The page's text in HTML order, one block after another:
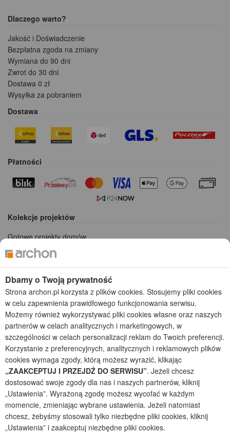
Dlaczego warto?
Jakość i Doświadczenie
Bezpłatna zgoda na zmiany
Wymiana do 90 dni
Zwrot do 30 dni
Dostawa 0 zł
Wysyłka za pobraniem
Dostawa
Płatności
Kolekcje projektów
Gotowe projekty domów
Projekty domów tanich w budowie
Projekty domów szeregowych
Projekty małych domów (do 150 m2)
Projekty domów wielorodzinnych
Projekty domów bliźniaczych
Projekty domów nowoczesnych
Projekty domów parterowych
2026 © ARCHON+ Biuro Projektów - Tradycyjne i nowoczesne gotowe
projekty domów - autorska pracownia architektoniczna założona w 1990r.
przez arch. Barbarę Mendel
Z uwagi na ciągłe doskonalenie procesu powstawania projektów (zgodnie z
normą ISO 9001), prezentowane na stronie projekty domów mogą
nieznacznie różnić się od dokumentacji technicznej.
Informujemy, iż w celu optymalizacji treści dostępnych w naszym sklepie,
dostosowania ich do Państwa indywidualnych potrzeb korzystamy z
informacji zapisanych za pomocą plików cookies na urządzeniach
końcowych użytkowników. Pliki cookies użytkownik może kontrolować za
Dbamy o Twoją prywatność
Strona archon.pl korzysta z plików cookies. Stosujemy pliki cookies
w celu zapewnienia prawidłowego funkcjonowania serwisu.
Możemy również wykorzystywać pliki cookies własne oraz naszych
partnerów w celach analitycznych i marketingowych, w
szczególności w celach personalizacji reklam do Twoich preferencji.
Korzystanie z preferencyjnych, analitycznych i reklamowych plików
cookies wymaga zgody, którą możesz wyrazić, klikając
„ZAAKCEPTUJ I PRZEJDŹ DO SERWISU”. Jeżeli chcesz
dostosować swoje zgody dla nas i naszych partnerów, kliknij
„Ustawienia”. Wyrażoną zgodę możesz wycofać w każdym
momencie, zmieniając wybrane ustawienia. Jeżeli natomiast
chcesz, żebyśmy stosowali tylko niezbędne pliki cookies, kliknij
„Ustawienia” i zaakceptuj niezbędne pliki cookies.